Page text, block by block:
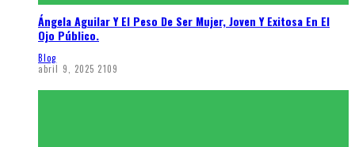
Ángela Aguilar Y El Peso De Ser Mujer, Joven Y Exitosa En El
Ojo Público.
Blog
abril 9, 2025 2109